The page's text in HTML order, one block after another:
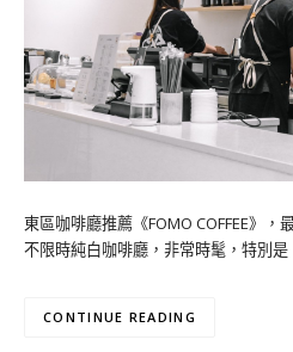
東區咖啡廳推薦《FOMO COFFEE》
不限時純白咖啡廳，非常時髦，特別
CONTINUE READING